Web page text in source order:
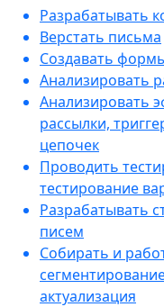
Разрабатывать
Верстать письма
Создавать
Анализировать
Анализировать
рассылки,
цепочек
Проводить
тестирование
Разрабатывать
писем
Собирать и
актуализация